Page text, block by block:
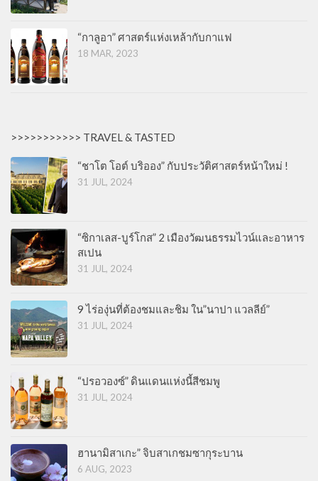
“กาลูอา” ศาสตร์แห่งเหล้ากับกาแฟ
18 MAR, 2023
>>>>>>>>>>> TRAVEL & TASTED
“ชาโต โอต์ บริออง” กับประวัติศาสตร์หน้าใหม่ !
31 JUL, 2024
“ซิกาเลส-บูร์โกส” 2 เมืองวัฒนธรรมไวน์และอาหาร
สเปน
31 JUL, 2024
9 ไร่องุ่นที่ต้องชมและชิม ใน”นาปา แวลลีย์”
31 JUL, 2024
“ปรอวองซ์” ดินแดนแห่งนี้สีชมพู
31 JUL, 2024
ฮานามิสาเกะ” จิบสาเกชมซากุระบาน
6 AUG, 2023